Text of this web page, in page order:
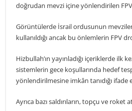
doğrudan mevzi içine yönlendirilen
Görüntülerde İsrail ordusunun
kullanıldığı ancak bu önlemlerin FPV
Hizbullah’ın yayınladığı içeriklerde ilk
sistemlerin gece koşullarında hedef
yönlendirilmesine imkân tanıdığı ifade
Ayrıca bazı saldırıların, topçu ve